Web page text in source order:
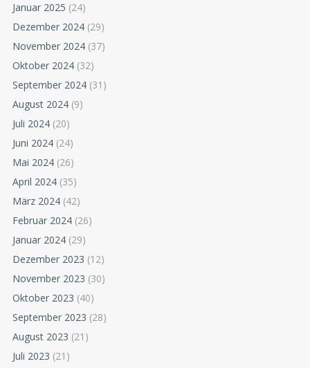
Januar 2025 (24)
Dezember 2024 (29)
November 2024 (37)
Oktober 2024 (32)
September 2024 (31)
August 2024 (9)
Juli 2024 (20)
Juni 2024 (24)
Mai 2024 (26)
April 2024 (35)
März 2024 (42)
Februar 2024 (26)
Januar 2024 (29)
Dezember 2023 (12)
November 2023 (30)
Oktober 2023 (40)
September 2023 (28)
August 2023 (21)
Juli 2023 (21)